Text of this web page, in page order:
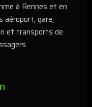
à Rennes et en
gare,
et transports de